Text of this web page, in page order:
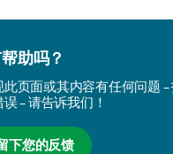
助吗？
页面或其内容有任何问题
– 请告诉我们！
下您的反馈